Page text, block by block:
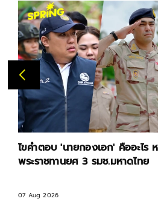
ไขคำตอบ 'นายกองเอก' คืออะไร
พระราชทานยศ 3 รมช.มหาดไทย
07 Aug 2026